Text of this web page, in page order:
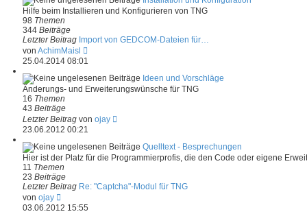
a
g
s
r
i
t
r
Hilfe beim Installieren und Konfigurieren von TNG
98 Themen
344 Beiträge
Letzter Beitrag Import von GEDCOM-Dateien für…
von AchimMaisl
e
s
r
e
i
t
g
25.04.2014 08:01
Ideen und Vorschläge
Änderungs- und Erweiterungswünsche für TNG
16 Themen
43 Beiträge
Letzter Beitrag von ojay
e
s
r
23.06.2012 00:21
Quelltext - Besprechungen
Hier ist der Platz für die Programmierprofis, die den Code oder eigene
11 Themen
23 Beiträge
Letzter Beitrag Re: "Captcha"-Modul für TNG
von ojay
e
03.06.2012 15:55